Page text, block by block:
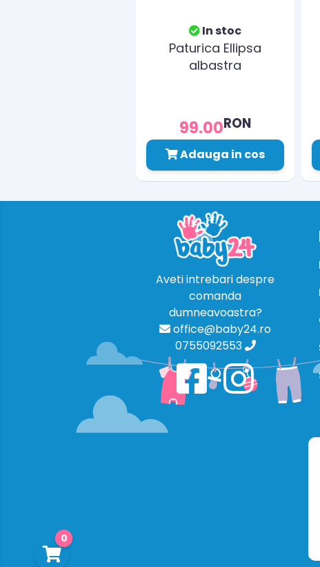
0
In stoc
Paturica Ellipsa
albastra
99.00RON
Adauga in cos
Aveti intrebari despre
comanda
dumneavoastra?
office@baby24.ro
0755092553